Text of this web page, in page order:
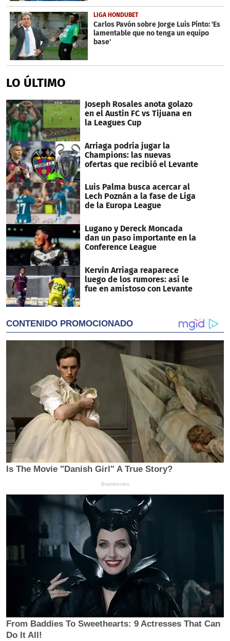
LIGA HONDUBET
Carlos Pavón sobre Jorge Luis Pinto: 'Es
lamentable que no tenga un equipo
base'
LO ÚLTIMO
Joseph Rosales anota golazo
en el Austin FC vs Tijuana en
la Leagues Cup
Arriaga podría jugar la
Champions: las nuevas
ofertas que recibió el Levante
Luis Palma busca acercar al
Lech Poznán a la fase de Liga
de la Europa League
Lugano y Dereck Moncada
dan un paso importante en la
Conference League
Kervin Arriaga reaparece
luego de los rumores: así le
fue en amistoso con Levante